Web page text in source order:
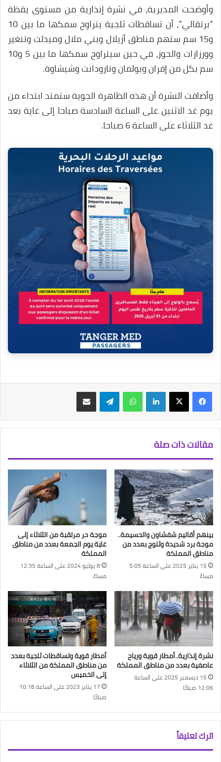
وأوضحت المديرية، في نشرة إنذارية من مستوى يقظة
“برتقالي”، أن تساقطات ثلجية يتراوح سمكها ما بين 10
و15 سم ستهم مناطق أزيلال وبني ملال وميدلت وتنغير
وورزازات والحوز، في حين سيتراوح سمكها ما بين 5 و10
سم بكل من إفران وبولمان وتارودانت وشيشاوة.
وأضافت النشرة أن هذه الظاهرة الجوية ستمتد ابتداء من
يوم غد الاثنين على الساعة السادسة صباحا إلى غاية بعد
غد الثلاثاء على الساعة 6 صباحا.
فيسبوك‫X لينكدإن واتساب تيلقرام مشاركة عبر البريد
مقالات ذات صلة
بينهم أقاليم شفشاون والحسيمة..
موجة برد شديدة وثلوج بعدد من
مناطق المملكة
15 يناير 2025 على الساعة 5:05
مساءً
موجة حر مرتقبة من الثلاثاء إلى
غاية يوم الجمعة بعدد من مناطق
المملكة
8 يوليو 2024 على الساعة 12:35
مساءً
نشرة إنذارية..أمطار قوية ورياح
عاصفية بعدد من مناطق المملكة
15 ديسمبر 2025 على الساعة
12:06 صباحًا
أمطار قوية وتساقطات ثلجية بعدد
من مناطق المملكة من الثلاثاء
إلى الخميس
17 يناير 2023 على الساعة 10:18
صباحًا
اترك تعليقاً